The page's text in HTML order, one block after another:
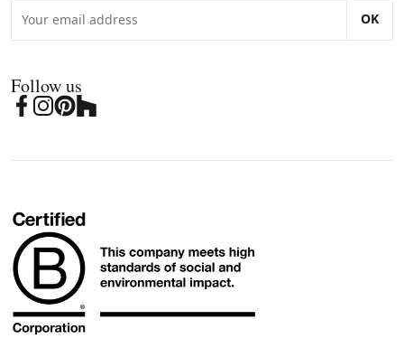
OK
Follow us